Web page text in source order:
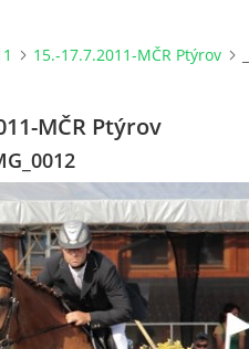
15.-17.7.2011-MČR Ptýrov
MČR Ptýrov